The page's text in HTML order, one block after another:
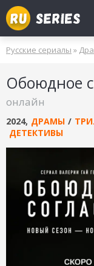
СМОТРЮ
БУДУ СМОТРЕТЬ
УЖЕ СМОТРЕЛ
Русские сериалы »
Обоюдное
онлайн
2024, ДРАМЫ /
ДЕТЕКТИВЫ